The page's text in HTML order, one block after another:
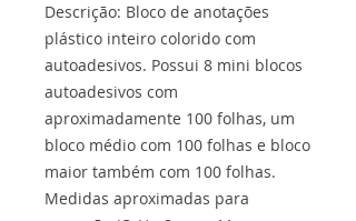
Descrição: Bloco de anotações
plástico inteiro colorido com
autoadesivos. Possui 8 mini blocos
autoadesivos com
aproximadamente 100 folhas, um
bloco médio com 100 folhas e bloco
maior também com 100 folhas.
Medidas aproximadas para